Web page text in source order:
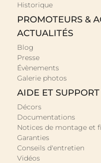
Historique
PROMOTEURS &
ACTUALITÉS
Blog
Presse
Évènements
Galerie photos
AIDE ET SUPPORT
Décors
Documentations
Notices de montage et
Garanties
Conseils d'entretien
Vidéos